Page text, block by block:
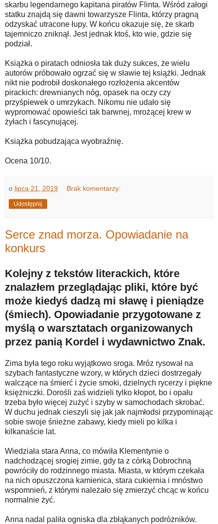
skarbu legendarnego kapitana piratów Flinta. Wśród załogi
statku znajdą się dawni towarzysze Flinta, którzy pragną
odzyskać utracone łupy. W końcu okazuje się, że skarb
tajemniczo zniknął. Jest jednak ktoś, kto wie, gdzie się
podział.
Książka o piratach odniosła tak duży sukces, że wielu
autorów próbowało ogrzać się w sławie tej książki. Jednak
nikt nie podrobił doskonałego rozłożenia akcentów
pirackich: drewnianych nóg, opasek na oczy czy
przyśpiewek o umrzykach. Nikomu nie udało się
wypromować opowieści tak barwnej, mrożącej krew w
żyłach i fascynującej.
Książka pobudzająca wyobraźnię.
Ocena 10/10.
o lipca 21, 2019 Brak komentarzy:
Udostępnij
Serce znad morza. Opowiadanie na
konkurs
Kolejny z tekstów literackich, które
znalazłem przeglądając pliki, które być
może kiedyś dadzą mi sławę i pieniądze
(śmiech). Opowiadanie przygotowane z
myślą o warsztatach organizowanych
przez panią Kordel i wydawnictwo Znak.
Zima była tego roku wyjątkowo sroga. Mróz rysował na
szybach fantastyczne wzory, w których dzieci dostrzegały
walczące na śmierć i życie smoki, dzielnych rycerzy i piękne
księżniczki. Dorośli zaś widzieli tylko kłopot, bo i opału
trzeba było więcej zużyć i szyby w samochodach skrobać.
W duchu jednak cieszyli się jak jak najmłodsi przypominając
sobie swoje śnieżne zabawy, kiedy mieli po kilka i
kilkanaście lat.
Wiedziała stara Anna, co mówiła Klementynie o
nadchodzącej srogiej zimie, gdy ta z córką Dobrochną
powróciły do rodzinnego miasta. Miasta, w którym czekała
na nich opuszczona kamienica, stara cukiernia i mnóstwo
wspomnień, z którymi należało się zmierzyć chcąc w końcu
normalnie żyć.
Anna nadal paliła ogniska dla zbłąkanych podróżników.